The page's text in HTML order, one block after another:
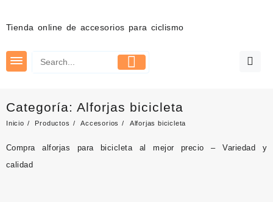
contenido
Tienda online de accesorios para ciclismo
Categoría: Alforjas bicicleta
Inicio Productos Accesorios Alforjas bicicleta
Compra alforjas para bicicleta al mejor precio – Variedad y
calidad